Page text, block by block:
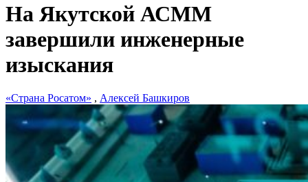
На Якутской АСММ
завершили инженерные
изыскания
«Страна Росатом» , Алексей Башкиров